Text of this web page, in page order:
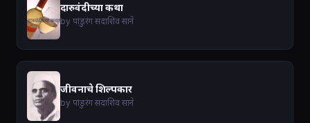
दारुवंदीच्या कथा
by पांडुरंग सदाशिव साने
जीवनाचे शिल्पकार
by पांडुरंग सदाशिव साने